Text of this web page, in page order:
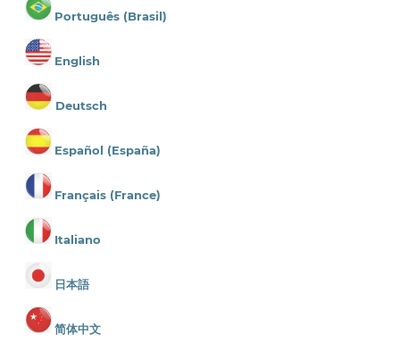
Português (Brasil)
English
Deutsch
Español (España)
Français (France)
Italiano
日本語
简体中文